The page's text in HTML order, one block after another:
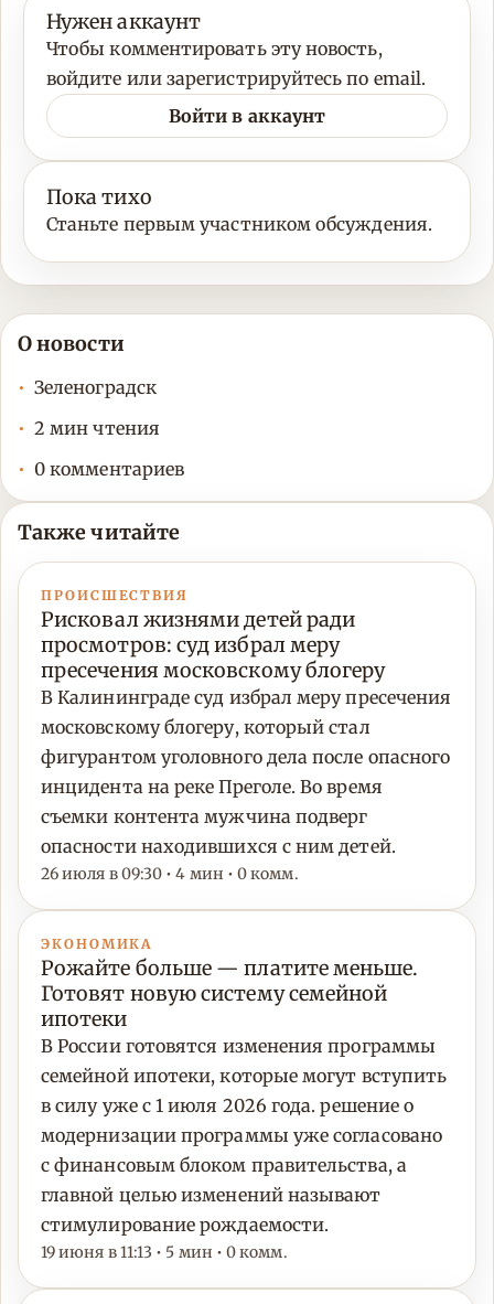
Нужен аккаунт
Чтобы комментировать эту новость,
войдите или зарегистрируйтесь по email.
Войти в аккаунт
Пока тихо
Станьте первым участником обсуждения.
О новости
Зеленоградск
2 мин чтения
0 комментариев
Также читайте
ПРОИСШЕСТВИЯ
Рисковал жизнями детей ради
просмотров: суд избрал меру
пресечения московскому блогеру
В Калининграде суд избрал меру пресечения
московскому блогеру, который стал
фигурантом уголовного дела после опасного
инцидента на реке Преголе. Во время
съемки контента мужчина подверг
опасности находившихся с ним детей.
26 июля в 09:30 • 4 мин • 0 комм.
ЭКОНОМИКА
Рожайте больше — платите меньше.
Готовят новую систему семейной
ипотеки
В России готовятся изменения программы
семейной ипотеки, которые могут вступить
в силу уже с 1 июля 2026 года. решение о
модернизации программы уже согласовано
с финансовым блоком правительства, а
главной целью изменений называют
стимулирование рождаемости.
19 июня в 11:13 • 5 мин • 0 комм.